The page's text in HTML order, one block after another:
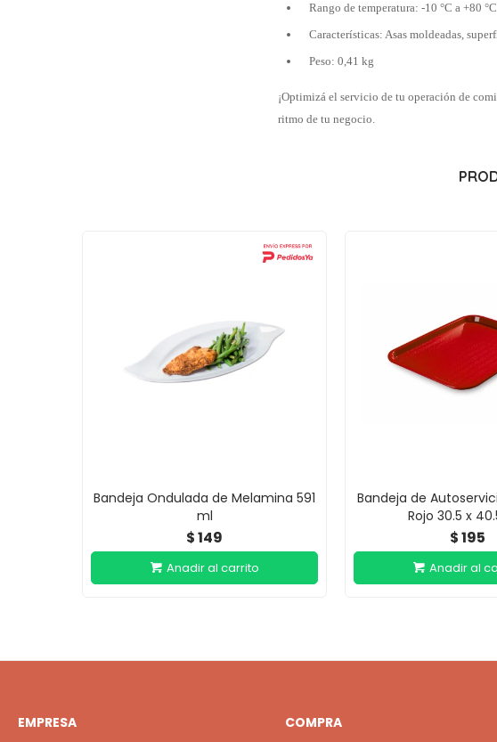
Rango de temperatura: -10 °C a +80 °C
Características: Asas moldeadas,
Peso: 0,41 kg
¡Optimizá el servicio de tu operación de
ritmo de tu negocio.
Bandeja Ondulada de Melamina 591
ml
$149
Bandeja de
Rojo 30.5 x
$195
EMPRESA COMPRA